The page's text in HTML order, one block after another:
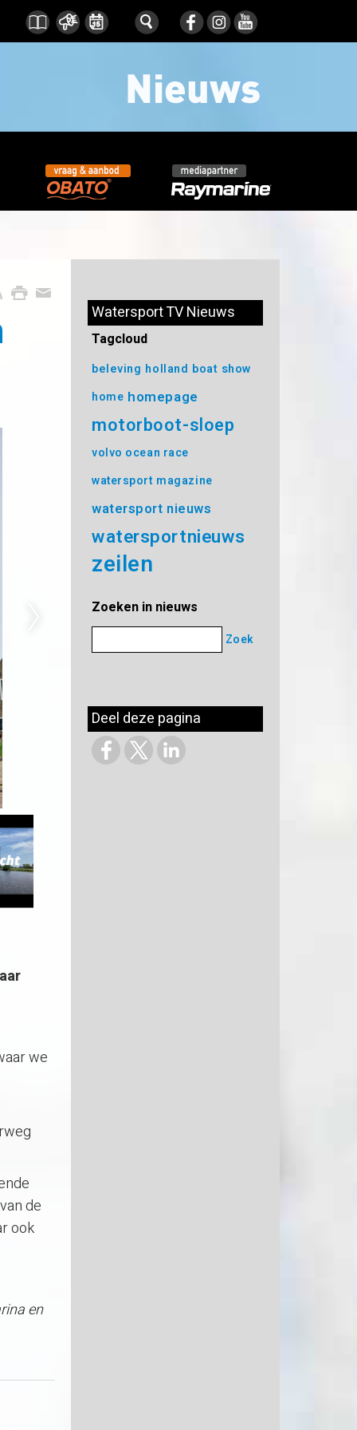
we
de
ook
en
Watersport TV Nieuws
Tagcloud
beleving holland boat show
home homepage
motorboot-sloep
volvo ocean race
watersport magazine
watersport nieuws
watersportnieuws
zeilen
Zoeken in nieuws
Zoek
Deel deze pagina